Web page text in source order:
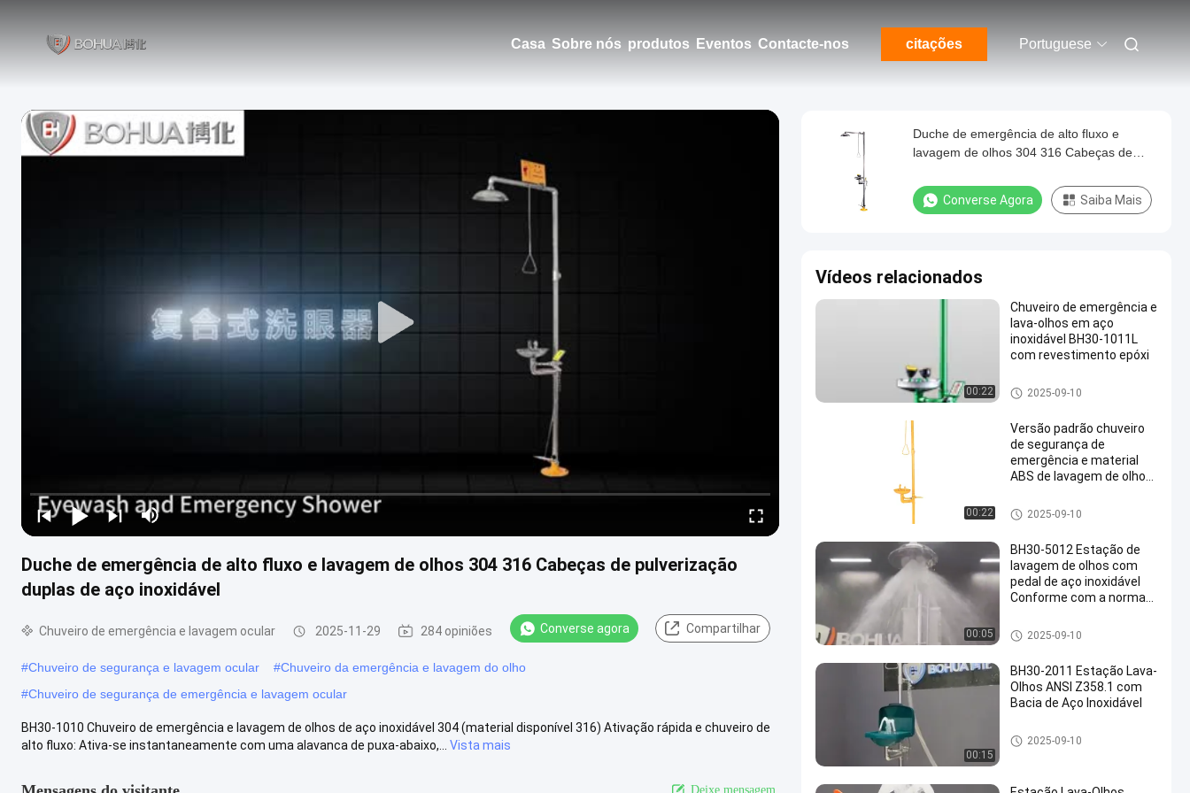
Casa Sobre nós produtos Eventos Contacte-nos citações Portuguese
Duche de emergência de alto fluxo e lavagem de olhos 304 316 Cabeças de pulverização
duplas de aço inoxidável
Chuveiro de emergência e lavagem ocular 2025-11-29 284 opiniões Converse agora Compartilhar
#Chuveiro de segurança e lavagem ocular #Chuveiro da emergência e lavagem do olho
#Chuveiro de segurança de emergência e lavagem ocular
BH30-1010 Chuveiro de emergência e lavagem de olhos de aço inoxidável 304 (material disponível 316) Ativação rápida e chuveiro de
alto fluxo: Ativa-se instantaneamente com uma alavanca de puxa-abaixo,...
Vista mais
Deixe mensagem.
Duche de emergência de alto fluxo e
lavagem de olhos 304 316 Cabeças de
Converse Agora Saiba Mais
Vídeos relacionados
00:22
Chuveiro de emergência e
lava-olhos em aço
inoxidável BH30-1011L
com revestimento epóxi
Chuveiro de emergência e lava
gem ocular
2025-09-10
00:22
Versão padrão chuveiro
de segurança de
emergência e material
ABS de lavagem de olhos
Chuveiro de emergência e lava
gem ocular
2025-09-10
00:05
BH30-5012 Estação de
lavagem de olhos com
pedal de aço inoxidável
Conforme com a norma
Chuveiro de emergência e lava
gem ocular
2025-09-10
00:15
BH30-2011 Estação Lava-
Olhos ANSI Z358.1 com
Bacia de Aço Inoxidável
Chuveiro de emergência e lava
gem ocular
2025-09-10